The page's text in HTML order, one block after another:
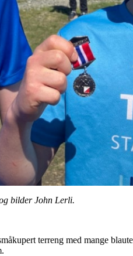
bilder John Lerli.
terreng med mange